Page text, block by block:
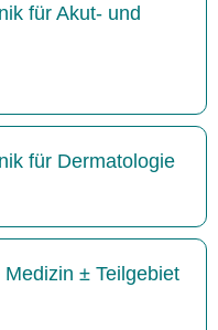
für Akut- und
für Dermatologie
± Teilgebiet